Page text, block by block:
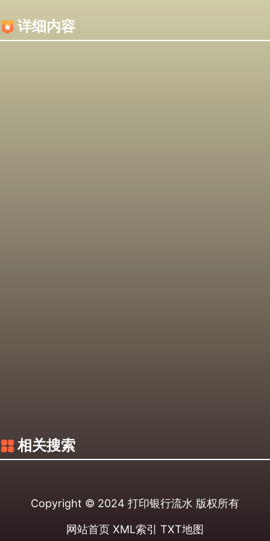
详细内容
相关搜索
Copyright © 2024 打印银行流水 版权所有
网站首页 XML索引 TXT地图